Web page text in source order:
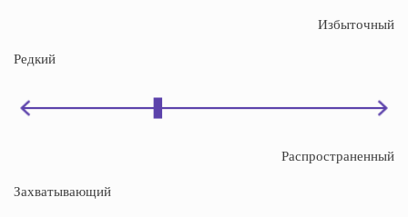
Избыточный
Редкий
Распространенный
Захватывающий